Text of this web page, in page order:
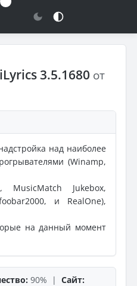
3.5.1680 от
над наиболее
(Winamp,
Jukebox,
и RealOne),
на данный момент
90% | Сайт: